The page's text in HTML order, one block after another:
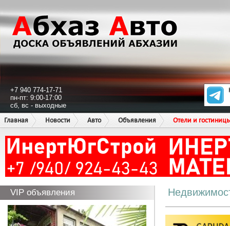
+7 940 774-17-71
пн-пт: 9:00-17:00
сб, вс - выходные
Главная
Новости Авто Объявления Отели и
VIP объявления